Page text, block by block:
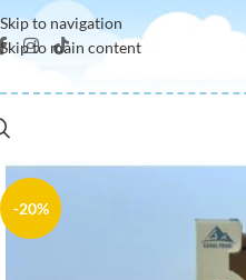
Skip to navigation
Skip to main content
-20%